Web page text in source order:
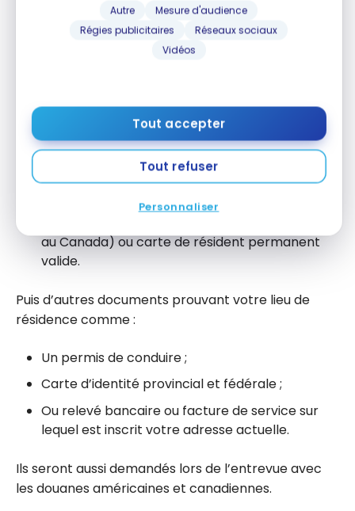
Autre
Mesure d'audience
Régies publicitaires
Réseaux sociaux
Vidéos
Tout accepter
Tout refuser
Personnaliser
Passeport valide;
Certificat de naissance et pièce d’identité avec
ou américaine ;
Certificat de statut d’Indien (Canada) ;
Certificat de naturalisation (États-Unis);
au Canada) ou carte de résident permanent
valide.
Puis d’autres documents prouvant votre lieu de
résidence comme :
Un permis de conduire ;
Carte d’identité provincial et fédérale ;
Ou relevé bancaire ou facture de service sur
lequel est inscrit votre adresse actuelle.
Ils seront aussi demandés lors de l’entrevue avec
les douanes américaines et canadiennes.